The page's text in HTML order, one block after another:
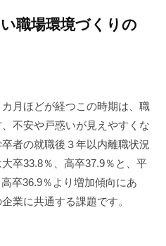
職場環境づくりの
月ほどが経つこの時期は、職
不安や戸惑いが見えやすくな
者の就職後３年以内離職状況
卒33.8％、高卒37.9％と、平
卒36.9％より増加傾向にあ
業に共通する課題です。